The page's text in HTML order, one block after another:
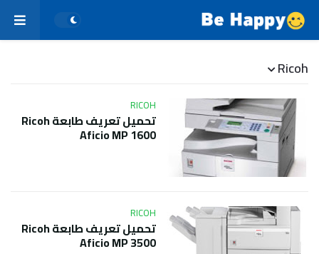
Ricoh
RICOH
تحميل تعريف طابعة Ricoh
Aficio MP 1600
RICOH
تحميل تعريف طابعة Ricoh
Aficio MP 3500